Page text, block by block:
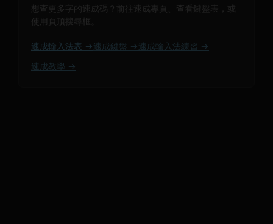
想查更多字的速成碼？前往速成專頁、查看鍵盤表，或
使用頁頂搜尋框。
速成輸入法表 → 速成鍵盤 → 速成輸入法練習 →
速成教學 →